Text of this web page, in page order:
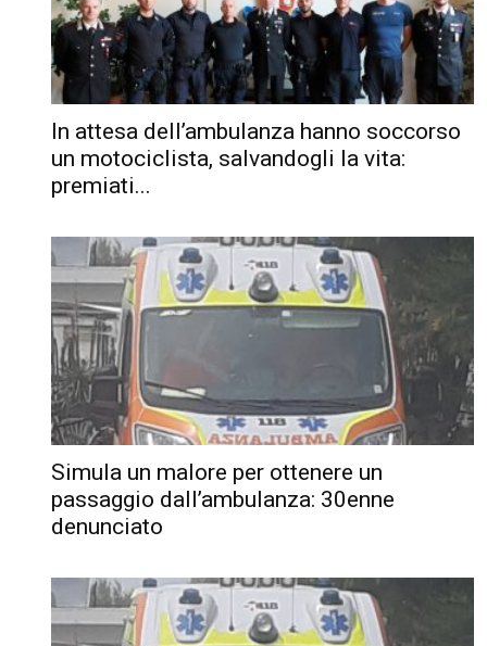
In attesa dell’ambulanza hanno soccorso
un motociclista, salvandogli la vita:
premiati...
Simula un malore per ottenere un
passaggio dall’ambulanza: 30enne
denunciato